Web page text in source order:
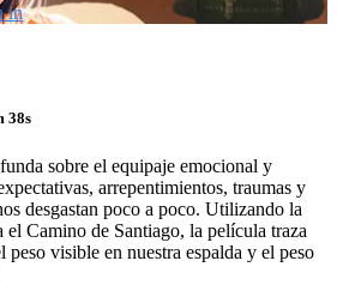
in
38s
sobre el equipaje emocional y
arrepentimientos, traumas y
desgastan poco a poco. Utilizando la
el Camino de Santiago, la película traza
visible en nuestra espalda y el peso